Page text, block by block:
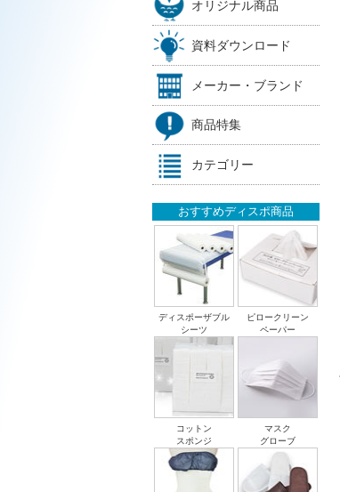
オリジナル商品
資料ダウンロード
メーカー・ブランド
商品特集
カテゴリー
おすすめディスポ商品
ディスポーザブル
シーツ
ピロークリーン
ペーパー
コットン
スポンジ
マスク
グローブ